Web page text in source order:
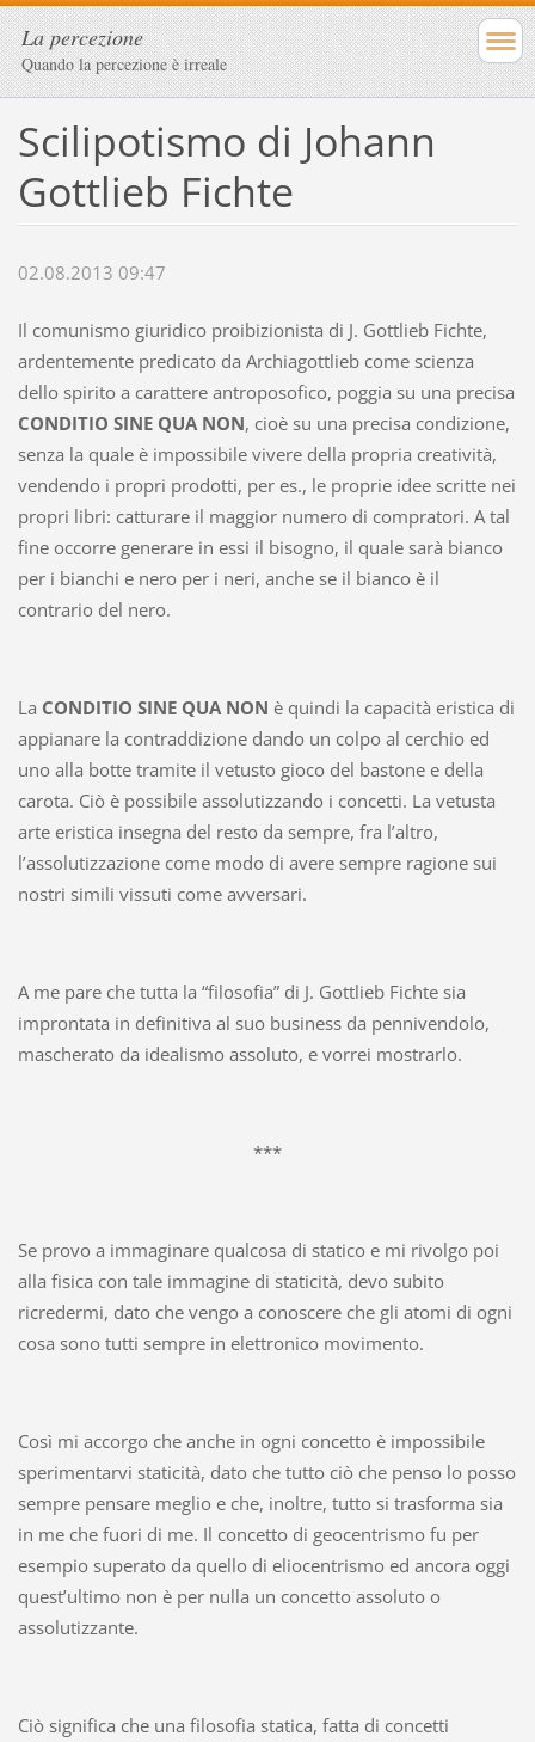
La percezione
Quando la percezione è irreale
Scilipotismo di Johann
Gottlieb Fichte
02.08.2013 09:47
Il comunismo giuridico proibizionista di J. Gottlieb Fichte,
ardentemente predicato da Archiagottlieb come scienza
dello spirito a carattere antroposofico, poggia su una precisa
CONDITIO SINE QUA NON, cioè su una precisa condizione,
senza la quale è impossibile vivere della propria creatività,
vendendo i propri prodotti, per es., le proprie idee scritte nei
propri libri: catturare il maggior numero di compratori. A tal
fine occorre generare in essi il bisogno, il quale sarà bianco
per i bianchi e nero per i neri, anche se il bianco è il
contrario del nero.
La CONDITIO SINE QUA NON è quindi la capacità eristica di
appianare la contraddizione dando un colpo al cerchio ed
uno alla botte tramite il vetusto gioco del bastone e della
carota. Ciò è possibile assolutizzando i concetti. La vetusta
arte eristica insegna del resto da sempre, fra l’altro,
l’assolutizzazione come modo di avere sempre ragione sui
nostri simili vissuti come avversari.
A me pare che tutta la “filosofia” di J. Gottlieb Fichte sia
improntata in definitiva al suo business da pennivendolo,
mascherato da idealismo assoluto, e vorrei mostrarlo.
***
Se provo a immaginare qualcosa di statico e mi rivolgo poi
alla fisica con tale immagine di staticità, devo subito
ricredermi, dato che vengo a conoscere che gli atomi di ogni
cosa sono tutti sempre in elettronico movimento.
Così mi accorgo che anche in ogni concetto è impossibile
sperimentarvi staticità, dato che tutto ciò che penso lo posso
sempre pensare meglio e che, inoltre, tutto si trasforma sia
in me che fuori di me. Il concetto di geocentrismo fu per
esempio superato da quello di eliocentrismo ed ancora oggi
quest’ultimo non è per nulla un concetto assoluto o
assolutizzante.
Ciò significa che una filosofia statica, fatta di concetti